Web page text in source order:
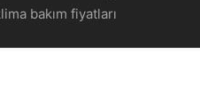
bakım fiyatları